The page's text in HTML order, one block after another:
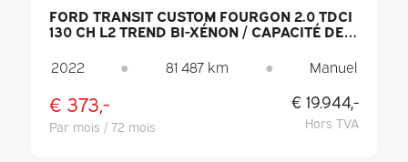
FORD TRANSIT CUSTOM FOURGON 2.0 TDCI
130 CH L2 TREND BI-XÉNON / CAPACITÉ DE
REMORQUAGE DE 2,8 T / CARPLAY /
CAMÉRA / AIDE AU STATIONNEMENT /
RÉGULATEUR DE VITESSE / DAB /
2022 ● 81 487 km ● Manuel
€ 373,-
Par mois / 72 mois
€ 19.944,-
Hors TVA